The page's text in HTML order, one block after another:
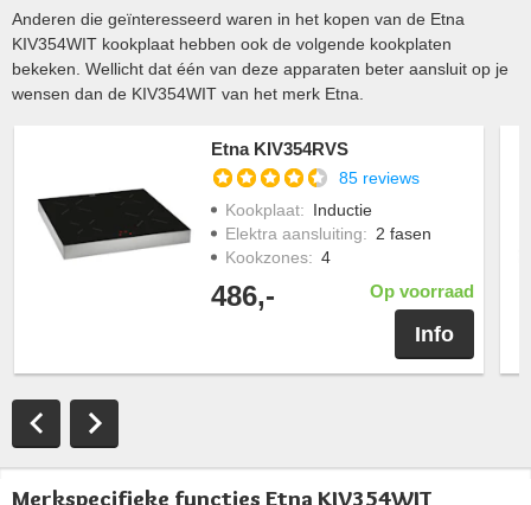
Anderen die geïnteresseerd waren in het kopen van de Etna
KIV354WIT kookplaat hebben ook de volgende kookplaten
bekeken. Wellicht dat één van deze apparaten beter aansluit op je
wensen dan de KIV354WIT van het merk Etna.
Etna KIV354RVS
85 reviews
Kookplaat: Inductie
Elektra aansluiting: 2 fasen
Kookzones: 4
486,- Op voorraad
Info
Merkspecifieke functies Etna KIV354WIT